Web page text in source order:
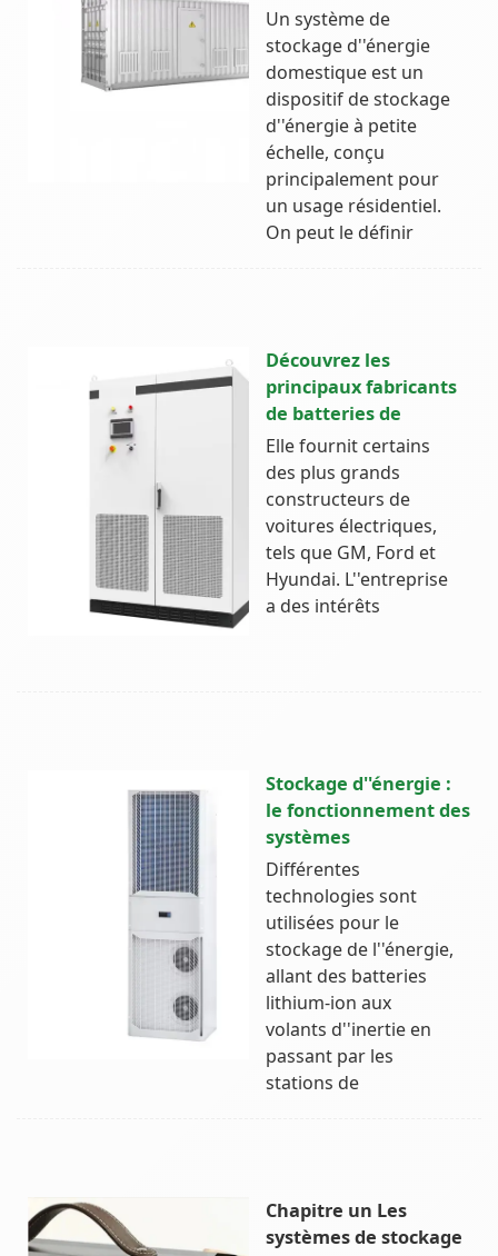
Un système de
stockage d''énergie
domestique est un
dispositif de stockage
d''énergie à petite
échelle, conçu
principalement pour
un usage résidentiel.
On peut le définir
Découvrez les
principaux fabricants
de batteries de
Elle fournit certains
des plus grands
constructeurs de
voitures électriques,
tels que GM, Ford et
Hyundai. L''entreprise
a des intérêts
Stockage d''énergie :
le fonctionnement des
systèmes
Différentes
technologies sont
utilisées pour le
stockage de l''énergie,
allant des batteries
lithium-ion aux
volants d''inertie en
passant par les
stations de
Chapitre un Les
systèmes de stockage